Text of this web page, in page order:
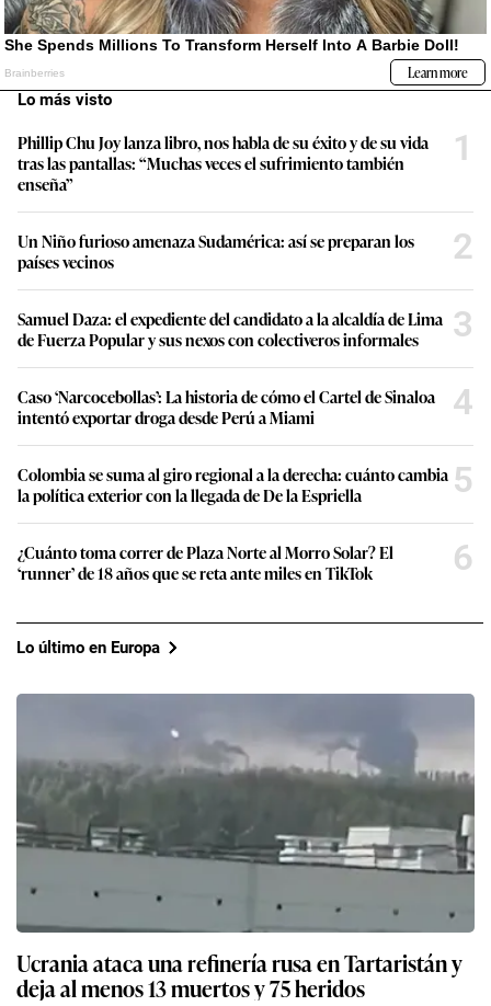
Lo más visto
Phillip Chu Joy lanza libro, nos habla de su éxito y de su vida
tras las pantallas: “Muchas veces el sufrimiento también
enseña”
1
Un Niño furioso amenaza Sudamérica: así se preparan los
países vecinos
2
Samuel Daza: el expediente del candidato a la alcaldía de Lima
de Fuerza Popular y sus nexos con colectiveros informales
3
Caso ‘Narcocebollas’: La historia de cómo el Cartel de Sinaloa
intentó exportar droga desde Perú a Miami
4
Colombia se suma al giro regional a la derecha: cuánto cambia
la política exterior con la llegada de De la Espriella
5
¿Cuánto toma correr de Plaza Norte al Morro Solar? El
‘runner’ de 18 años que se reta ante miles en TikTok
6
Lo último en Europa
Ucrania ataca una refinería rusa en Tartaristán y
deja al menos 13 muertos y 75 heridos